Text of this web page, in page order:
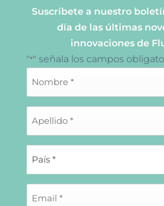
Suscríbete a nuestro
día de las últimas
innovaciones de
"*" señala los campos